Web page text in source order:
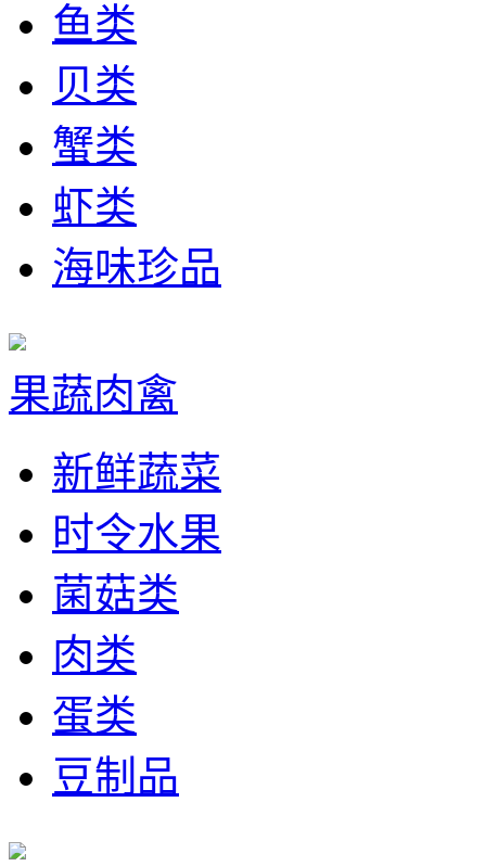
鱼类
贝类
蟹类
虾类
海味珍品
果蔬肉禽
新鲜蔬菜
时令水果
菌菇类
肉类
蛋类
豆制品